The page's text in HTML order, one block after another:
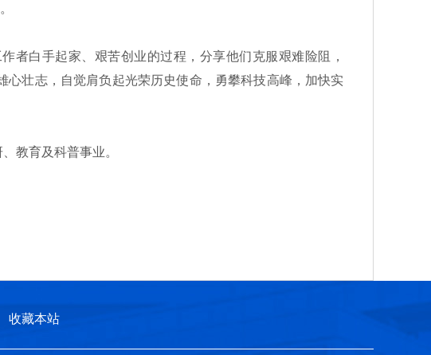
白手起家、艰苦创业的过程，分享他们克服艰难险阻，
心壮志，自觉肩负起光荣历史使命，勇攀科技高峰，加快实
教育及科普事业。
收藏本站